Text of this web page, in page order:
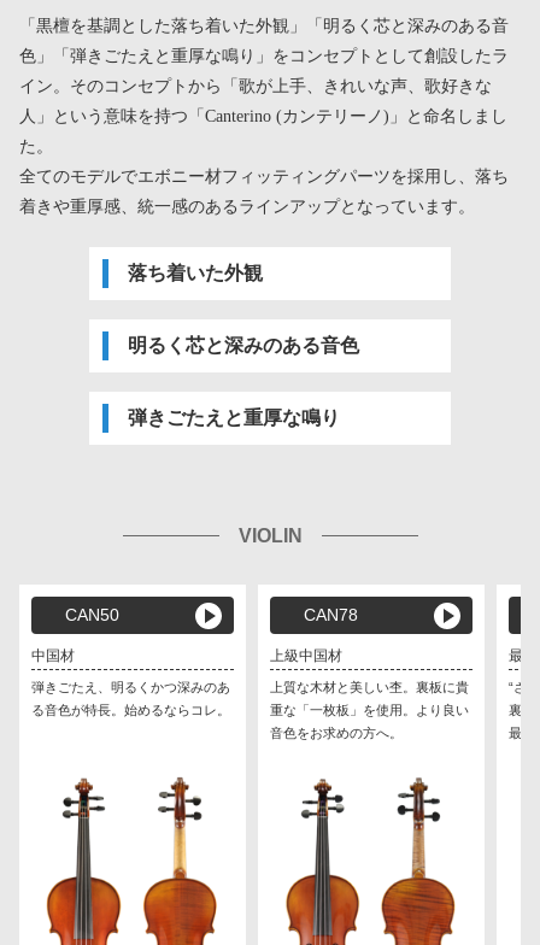
「黒檀を基調とした落ち着いた外観」「明るく芯と深みのある音
色」「弾きごたえと重厚な鳴り」をコンセプトとして創設したラ
イン。そのコンセプトから「歌が上手、きれいな声、歌好きな
人」という意味を持つ「Canterino (カンテリーノ)」と命名しまし
た。
全てのモデルでエボニー材フィッティングパーツを採用し、落ち
着きや重厚感、統一感のあるラインアップとなっています。
落ち着いた外観
明るく芯と深みのある音色
弾きごたえと重厚な鳴り
VIOLIN
CAN50
中国材
弾きごたえ、明るくかつ深みのあ
る音色が特長。始めるならコレ。
CAN78
上級中国材
上質な木材と美しい杢。裏板に貴
重な「一枚板」を使用。より良い
音色をお求めの方へ。
最
“さ
裏板
最高